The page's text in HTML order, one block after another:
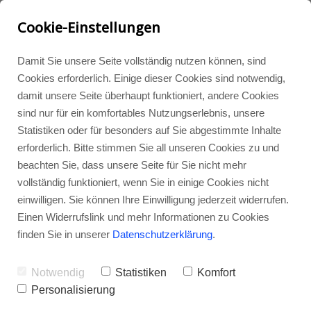
Cookie-Einstellungen
Damit Sie unsere Seite vollständig nutzen können, sind
Cookies erforderlich. Einige dieser Cookies sind notwendig,
damit unsere Seite überhaupt funktioniert, andere Cookies
sind nur für ein komfortables Nutzungserlebnis, unsere
Statistiken oder für besonders auf Sie abgestimmte Inhalte
erforderlich. Bitte stimmen Sie all unseren Cookies zu und
beachten Sie, dass unsere Seite für Sie nicht mehr
vollständig funktioniert, wenn Sie in einige Cookies nicht
einwilligen. Sie können Ihre Einwilligung jederzeit widerrufen.
Einen Widerrufslink und mehr Informationen zu Cookies
finden Sie in unserer Datenschutzerklärung.
Notwendig Statistiken
Komfort
Personalisierung